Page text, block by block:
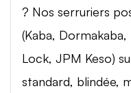
? Nos serruriers
(Kaba,
Lock, JPM Keso)
standard, blindée,